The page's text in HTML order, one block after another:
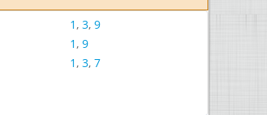
1, 3, 9
1, 9
1, 3, 7